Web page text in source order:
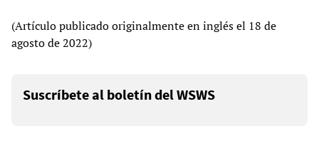
(Artículo publicado originalmente en inglés el 18 de
agosto de 2022)
Suscríbete al boletín del WSWS